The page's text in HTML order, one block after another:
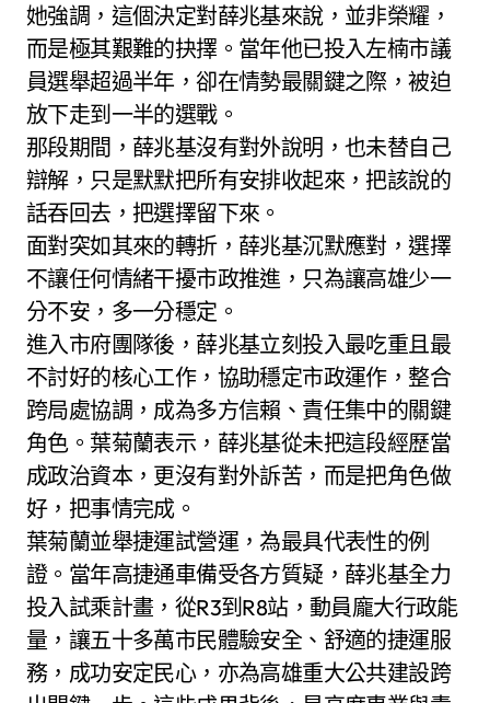
她強調，這個決定對薛兆基來說，並非榮耀，
而是極其艱難的抉擇。當年他已投入左楠市議
員選舉超過半年，卻在情勢最關鍵之際，被迫
放下走到一半的選戰。
那段期間，薛兆基沒有對外說明，也未替自己
辯解，只是默默把所有安排收起來，把該說的
話吞回去，把選擇留下來。
面對突如其來的轉折，薛兆基沉默應對，選擇
不讓任何情緒干擾市政推進，只為讓高雄少一
分不安，多一分穩定。
進入市府團隊後，薛兆基立刻投入最吃重且最
不討好的核心工作，協助穩定市政運作，整合
跨局處協調，成為多方信賴、責任集中的關鍵
角色。葉菊蘭表示，薛兆基從未把這段經歷當
成政治資本，更沒有對外訴苦，而是把角色做
好，把事情完成。
葉菊蘭並舉捷運試營運，為最具代表性的例
證。當年高捷通車備受各方質疑，薛兆基全力
投入試乘計畫，從R3到R8站，動員龐大行政能
量，讓五十多萬市民體驗安全、舒適的捷運服
務，成功安定民心，亦為高雄重大公共建設跨